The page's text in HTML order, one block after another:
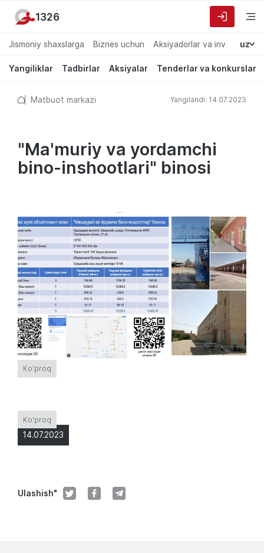
Jismoniy shaxslarga Biznes uchun Aksiyadorlar va investorlarga
uz
Yangiliklar Tadbirlar Aksiyalar Tenderlar va konkurslar
1326
Matbuot markazi Yangilandi: 14.07.2023
"Ma'muriy va yordamchi
bino-inshootlari" binosi
Ko'proq
14.07.2023
Ulashish"
Ko'proq